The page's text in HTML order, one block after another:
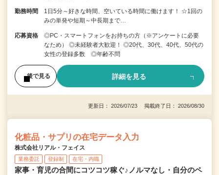
勤務時間
1日5分～好きな時間、空いている時間に働けます！ ☆1回の
みの単発や短期～中長期まで…
応募資格
◎PC・スマートフォンをお持ちの方（※アンケートに必要
なため） ◎未経験者大歓迎！ ◎20代、30代、40代、50代の
女性の登録多数 ◎年齢不問
後で見る 詳細を見る
更新日： 2026/07/23 掲載終了日： 2026/08/30
化粧品・サプリの在宅データ入力
株式会社リアル・フェイス
業務委託 登録制 在宅・内職
家事・育児の合間にコツコツ稼ぐ♪ノルマなし・自分のペ